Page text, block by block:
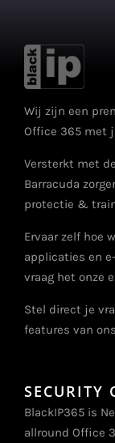
Wij zijn een
Office 365 met
Versterkt met
Barracuda
protectie &
Ervaar zelf hoe
applicaties en
vraag het onze
Stel direct je
features van
SECURITY
BlackIP365 is
allround Office